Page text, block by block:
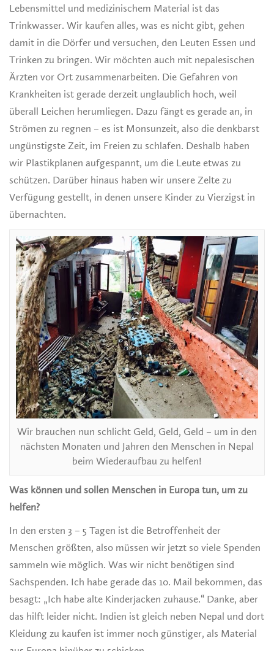
Lebensmittel und medizinischem Material ist das
Trinkwasser. Wir kaufen alles, was es nicht gibt, gehen
damit in die Dörfer und versuchen, den Leuten Essen und
Trinken zu bringen. Wir möchten auch mit nepalesischen
Ärzten vor Ort zusammenarbeiten. Die Gefahren von
Krankheiten ist gerade derzeit unglaublich hoch, weil
überall Leichen herumliegen. Dazu fängt es gerade an, in
Strömen zu regnen – es ist Monsunzeit, also die denkbarst
ungünstigste Zeit, im Freien zu schlafen. Deshalb haben
wir Plastikplanen aufgespannt, um die Leute etwas zu
schützen. Darüber hinaus haben wir unsere Zelte zu
Verfügung gestellt, in denen unsere Kinder zu Vierzigst in
übernachten.
Wir brauchen nun schlicht Geld, Geld, Geld – um in den
nächsten Monaten und Jahren den Menschen in Nepal
beim Wiederaufbau zu helfen!
Was können und sollen Menschen in Europa tun, um zu
helfen?
In den ersten 3 – 5 Tagen ist die Betroffenheit der
Menschen größten, also müssen wir jetzt so viele Spenden
sammeln wie möglich. Was wir nicht benötigen sind
Sachspenden. Ich habe gerade das 10. Mail bekommen, das
besagt: „Ich habe alte Kinderjacken zuhause.“ Danke, aber
das hilft leider nicht. Indien ist gleich neben Nepal und dort
Kleidung zu kaufen ist immer noch günstiger, als Material